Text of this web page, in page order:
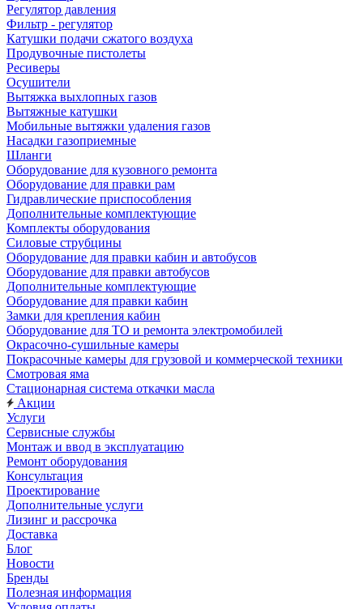
Регулятор давления
Фильтр - регулятор
Катушки подачи сжатого воздуха
Продувочные пистолеты
Ресиверы
Осушители
Вытяжка выхлопных газов
Вытяжные катушки
Мобильные вытяжки удаления газов
Насадки газоприемные
Шланги
Оборудование для кузовного ремонта
Оборудование для правки рам
Гидравлические приспособления
Дополнительные комплектующие
Комплекты оборудования
Силовые струбцины
Оборудование для правки кабин и автобусов
Оборудование для правки автобусов
Дополнительные комплектующие
Оборудование для правки кабин
Замки для крепления кабин
Оборудование для ТО и ремонта электромобилей
Окрасочно-сушильные камеры
Покрасочные камеры для грузовой и коммерческой техники
Смотровая яма
Стационарная система откачки масла
Акции
Услуги
Сервисные службы
Монтаж и ввод в эксплуатацию
Ремонт оборудования
Консультация
Проектирование
Дополнительные услуги
Лизинг и рассрочка
Доставка
Блог
Новости
Бренды
Полезная информация